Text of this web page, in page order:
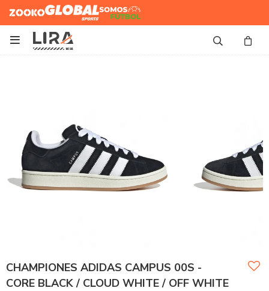
Zooko Global Sports
Somos
Futbol

CHAMPIONES ADIDAS CAMPUS 00S -
CORE BLACK / CLOUD WHITE / OFF WHITE